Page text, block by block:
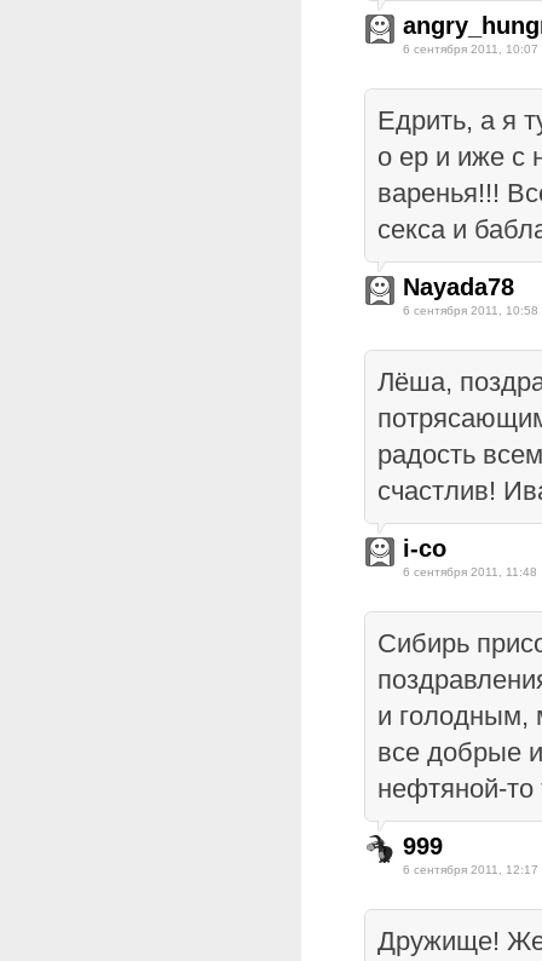
6 сентября 2011, 10:07
Едрить, а я
о ер и иже
варенья!!!
секса и
Nayada78
6 сентября 2011, 10:58
Лёша,
радость
счастлив!
i-co
6 сентября 2011, 11:48
Сибирь
и голодным,
все добрые
нефтяной-то
999
6 сентября 2011, 12:17
Дружище!